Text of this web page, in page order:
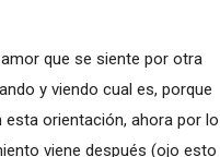
que se siente por otra
y viendo cual es, porque
orientación, ahora por lo
viene después (ojo esto